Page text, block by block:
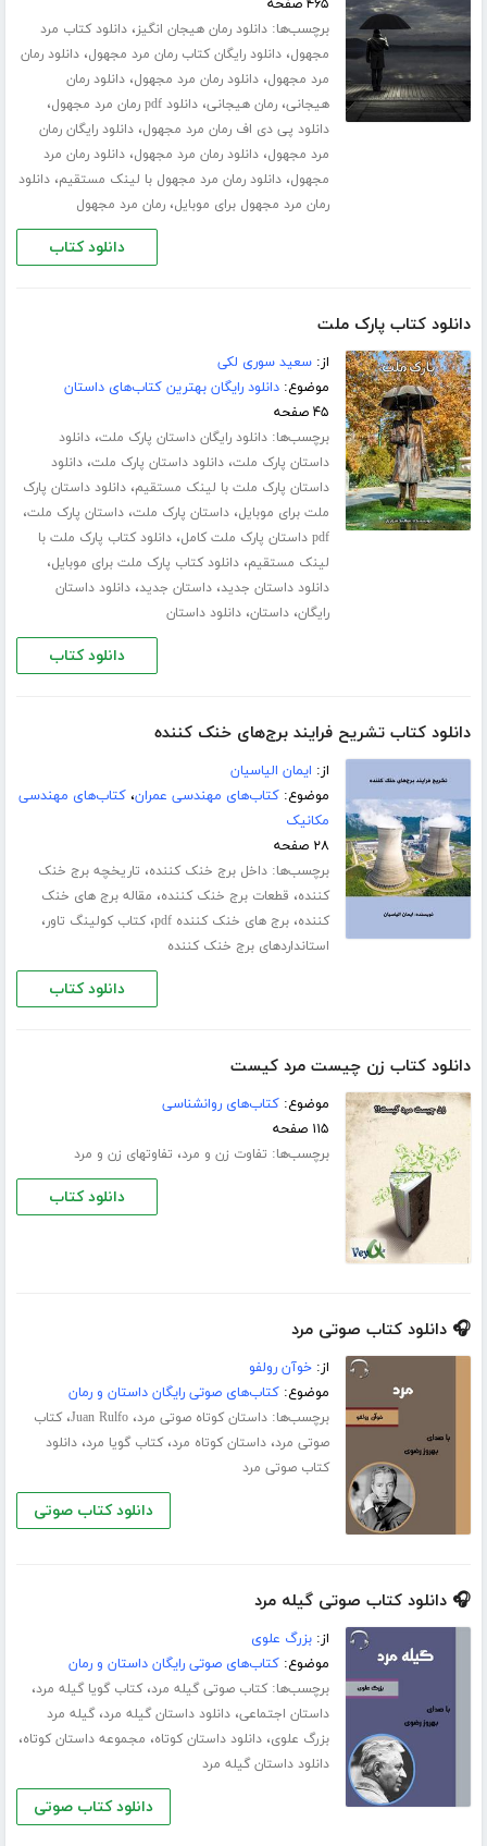
۴۶۵ صفحه
برچسب‌ها:دانلود رمان هیجان انگیز،دانلود کتاب مرد
مجهول،دانلود رایگان کتاب رمان مرد مجهول،دانلود رمان
مرد مجهول،دانلود رمان مرد مجهول،دانلود رمان
هیجانی،رمان هیجانی،دانلود pdf رمان مرد مجهول ،
دانلود پی دی اف رمان مرد مجهول،دانلود رایگان رمان
مرد مجهول،دانلود رمان مرد مجهول،دانلود رمان مرد
مجهول،دانلود رمان مرد مجهول با لینک مستقیم،دانلود
رمان مرد مجهول برای موبایل،رمان مرد مجهول
دانلود کتاب
دانلود کتاب پارک ملت
از:سعید سوری لکی
موضوع:دانلود رایگان بهترین کتاب‌های داستان
۴۵ صفحه
برچسب‌ها:دانلود رایگان داستان پارک ملت،دانلود
داستان پارک ملت،دانلود داستان پارک ملت،دانلود
داستان پارک ملت با لینک مستقیم،دانلود داستان پارک
ملت برای موبایل،داستان پارک ملت،داستان پارک ملت،
pdf داستان پارک ملت کامل ،دانلود کتاب پارک ملت با
لینک مستقیم،دانلود کتاب پارک ملت برای موبایل،
دانلود داستان جدید،داستان جدید،دانلود داستان
رایگان،داستان،دانلود داستان
دانلود کتاب
دانلود کتاب تشریح فرایند برج‌های خنک کننده
از: ایمان الیاسیان
موضوع:کتاب‌های مهندسی عمران،کتاب‌های مهندسی
مکانیک
۲۸ صفحه
برچسب‌ها:داخل برج خنک کننده، تاریخچه برج خنک
کننده، قطعات برج خنک کننده، مقاله برج های خنک
کننده،برج های خنک کننده pdf ،کتاب کولینگ تاور،
استانداردهای برج خنک کننده
دانلود کتاب
دانلود کتاب زن چیست مرد کیست
موضوع:کتاب‌های روانشناسی
۱۱۵ صفحه
برچسب‌ها: تفاوت زن و مرد، تفاوتهای زن و مرد
دانلود کتاب
🎧 دانلود کتاب صوتی مرد
از:خوآن رولفو
موضوع:کتاب‌های صوتی رایگان داستان و رمان
برچسب‌ها:داستان کوتاه صوتی مرد،Juan Rulfo،کتاب
صوتی مرد،داستان کوتاه مرد،کتاب گویا مرد،دانلود
کتاب صوتی مرد
دانلود کتاب صوتی
🎧 دانلود کتاب صوتی گیله مرد
از:بزرگ علوی
موضوع:کتاب‌های صوتی رایگان داستان و رمان
برچسب‌ها:کتاب صوتی گیله مرد،کتاب گویا گیله مرد،
داستان اجتماعی،دانلود داستان گیله مرد،گیله مرد
بزرگ علوی،دانلود داستان کوتاه، مجموعه داستان کوتاه،
دانلود داستان گیله مرد
دانلود کتاب صوتی